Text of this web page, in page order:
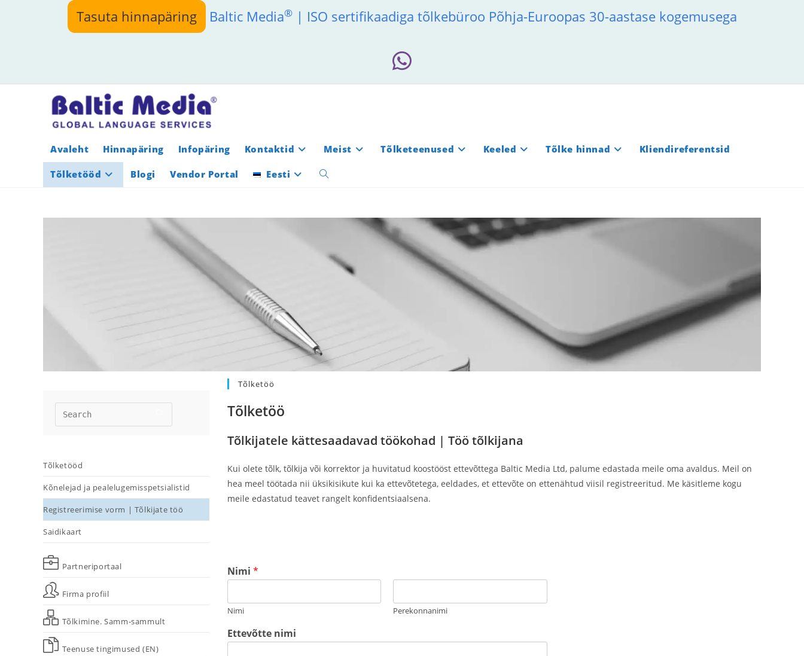
Tasuta hinnapäring Baltic Media®| ISO sertifikaadiga tõlkebüroo Põhja-Euroopas 30-aastase kogemusega
Avaleht Hinnapäring Infopäring Kontaktid Meist Tõlketeenused Keeled Tõlke hinnad
Kliendireferentsid
Tõlketööd
Blogi Vendor Portal Eesti Toggle
Tõlketööd
Kõnelejad ja pealelugemisspetsialistid
Registreerimise vorm | Tõlkijate töö
Saidikaart
Partneriportaal
Firma profiil
Tõlkimine. Samm-sammult
Teenuse tingimused (EN)
Tõlketöö
Tõlketöö
Tõlkijatele kättesaadavad töökohad | Töö tõlkijana
Kui olete tõlk, tõlkija või korrektor ja huvitatud koostööst ettevõttega Baltic Media Ltd, palume edastada meile oma avaldus. Meil on
hea meel töötada nii üksikisikute kui ka ettevõtetega, eeldades, et ettevõte on ettenähtud viisil registreeritud. Me käsitleme kogu
meile edastatud teavet rangelt konfidentsiaalsena.
Nimi *
Nimi Perekonnanimi
Ettevõtte nimi